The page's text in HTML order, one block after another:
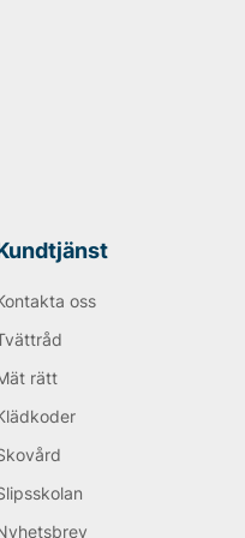
väljer dock att
vanliga jeans.
med tiden.
oss
rätt